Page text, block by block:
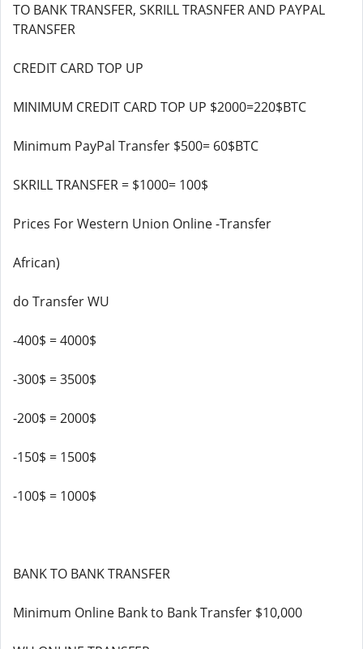
TO BANK TRANSFER, SKRILL TRASNFER AND PAYPAL
TRANSFER
CREDIT CARD TOP UP
MINIMUM CREDIT CARD TOP UP $2000=220$BTC
Minimum PayPal Transfer $500= 60$BTC
SKRILL TRANSFER = $1000= 100$
Prices For Western Union Online -Transfer
African)
do Transfer WU
-400$ = 4000$
-300$ = 3500$
-200$ = 2000$
-150$ = 1500$
-100$ = 1000$
BANK TO BANK TRANSFER
Minimum Online Bank to Bank Transfer $10,000